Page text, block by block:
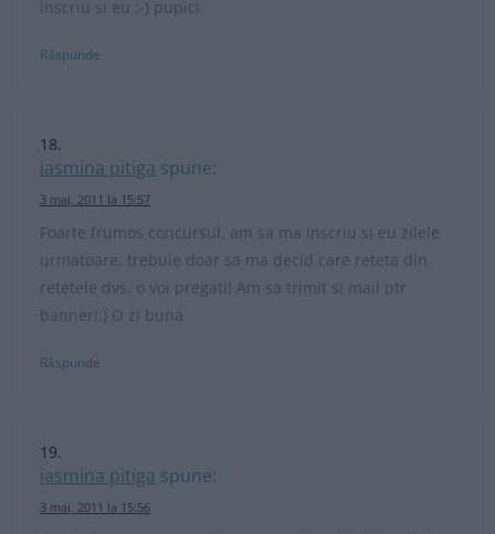
inscriu si eu ;-) pupici
Răspunde
iasmina pitiga spune:
3 mai, 2011 la 15:57
Foarte frumos concursul, am sa ma inscriu si eu zilele
urmatoare, trebuie doar sa ma decid care reteta din
retetele dvs. o voi pregati! Am sa trimit si mail ptr
banner!:) O zi buna
Răspunde
iasmina pitiga spune:
3 mai, 2011 la 15:56